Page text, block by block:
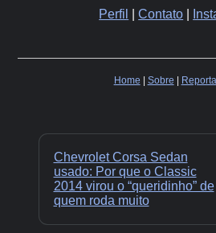
Perfil |Contato
Home | Sobre |
Chevrolet Corsa Sedan
usado: Por que o Classic
2014 virou o “queridinho” de
quem roda muito